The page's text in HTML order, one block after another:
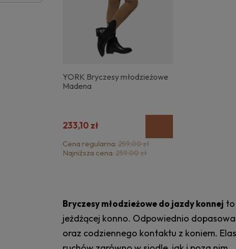
YORK Bryczesy młodzieżowe
Madena
233,10 zł
Cena regularna:259,00 zł
Najniższa cena:259,00 zł
Bryczesy młodzieżowe do jazdy konnej
jeżdżącej konno. Odpowiednio
oraz codziennego kontaktu z koniem.